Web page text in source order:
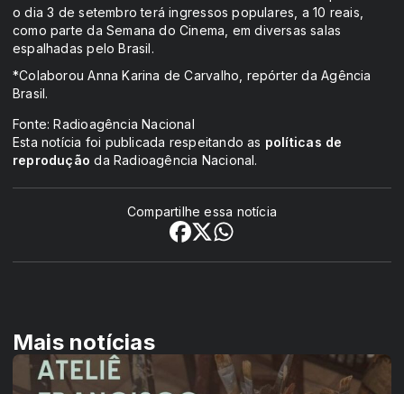
o dia 3 de setembro terá ingressos populares, a 10 reais,
como parte da Semana do Cinema, em diversas salas
espalhadas pelo Brasil.
*Colaborou Anna Karina de Carvalho, repórter da Agência
Brasil.
Fonte: Radioagência Nacional
Esta notícia foi publicada respeitando as políticas de
reprodução da Radioagência Nacional.
Compartilhe essa notícia
Mais notícias